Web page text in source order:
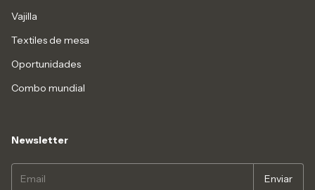
Vajilla
Textiles de mesa
Oportunidades
Combo mundial
Newsletter